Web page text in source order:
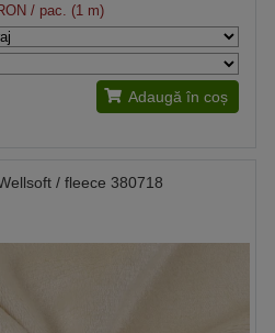
/ pac. (1 m)
Adaugă în coș
/ fleece 380718